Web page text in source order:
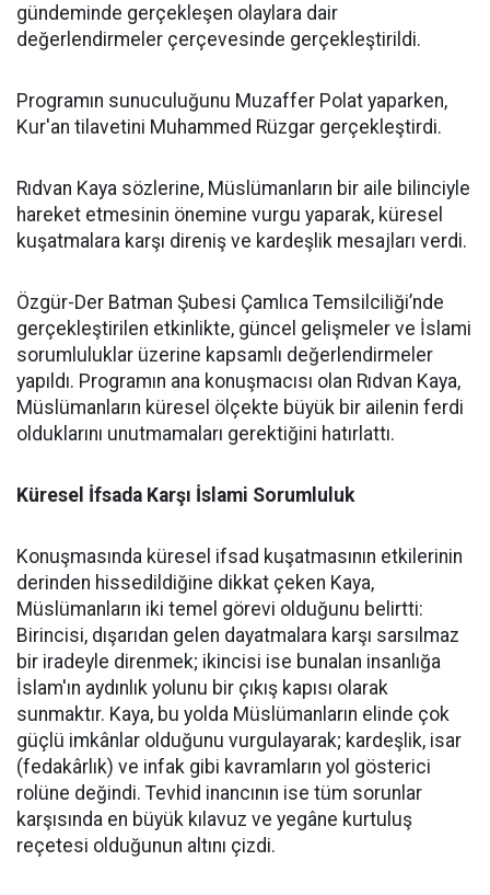
gündeminde gerçekleşen olaylara dair
değerlendirmeler çerçevesinde gerçekleştirildi.
Programın sunuculuğunu Muzaffer Polat yaparken,
Kur'an tilavetini Muhammed Rüzgar gerçekleştirdi.
Rıdvan Kaya sözlerine, Müslümanların bir aile bilinciyle
hareket etmesinin önemine vurgu yaparak, küresel
kuşatmalara karşı direniş ve kardeşlik mesajları verdi.
Özgür-Der Batman Şubesi Çamlıca Temsilciliği’nde
gerçekleştirilen etkinlikte, güncel gelişmeler ve İslami
sorumluluklar üzerine kapsamlı değerlendirmeler
yapıldı. Programın ana konuşmacısı olan Rıdvan Kaya,
Müslümanların küresel ölçekte büyük bir ailenin ferdi
olduklarını unutmamaları gerektiğini hatırlattı.
Küresel İfsada Karşı İslami Sorumluluk
Konuşmasında küresel ifsad kuşatmasının etkilerinin
derinden hissedildiğine dikkat çeken Kaya,
Müslümanların iki temel görevi olduğunu belirtti:
Birincisi, dışarıdan gelen dayatmalara karşı sarsılmaz
bir iradeyle direnmek; ikincisi ise bunalan insanlığa
İslam'ın aydınlık yolunu bir çıkış kapısı olarak
sunmaktır. Kaya, bu yolda Müslümanların elinde çok
güçlü imkânlar olduğunu vurgulayarak; kardeşlik, isar
(fedakârlık) ve infak gibi kavramların yol gösterici
rolüne değindi. Tevhid inancının ise tüm sorunlar
karşısında en büyük kılavuz ve yegâne kurtuluş
reçetesi olduğunun altını çizdi.